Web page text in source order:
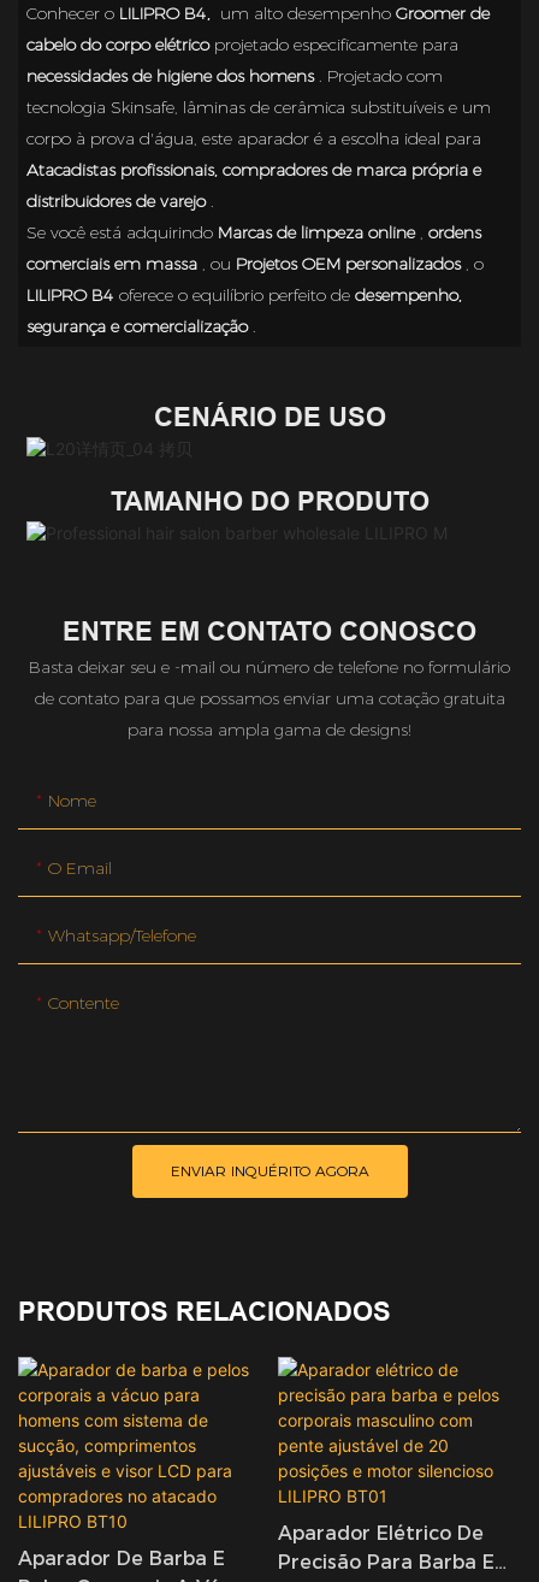
Conhecer o LILIPRO B4, um alto desempenho Groomer de
cabelo do corpo elétrico projetado especificamente para
necessidades de higiene dos homens
. Projetado com
tecnologia Skinsafe, lâminas de cerâmica substituíveis e um
corpo à prova d'água, este aparador é a escolha ideal para
Atacadistas profissionais, compradores de marca própria e
distribuidores de varejo
Se você está adquirindo Marcas de limpeza online ordens
comerciais em massa
, ou Projetos OEM personalizados , o
LILIPRO B4 oferece o equilíbrio perfeito de desempenho,
segurança e comercialização
CENÁRIO DE USO
TAMANHO DO PRODUTO
ENTRE EM CONTATO CONOSCO
Basta deixar seu e -mail ou número de telefone no formulário
de contato para que possamos enviar uma cotação gratuita
para nossa ampla gama de designs!
Nome
O Email
Whatsapp/telefone
Contente
ENVIAR INQUÉRITO AGORA
PRODUTOS RELACIONADOS
Aparador De Barba E
Aparador Elétrico De
Precisão Para Barba E